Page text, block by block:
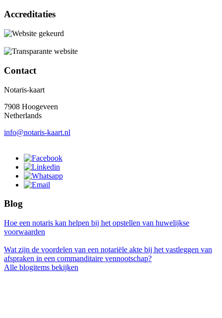
Accreditaties
Contact
Notaris-kaart
7908 Hoogeveen
Netherlands
info@notaris-kaart.nl
Blog
Hoe een notaris kan helpen bij het opstellen van huwelijkse
voorwaarden
Wat zijn de voordelen van een notariële akte bij het vastleggen van
afspraken in een commanditaire vennootschap?
Alle blogitems bekijken